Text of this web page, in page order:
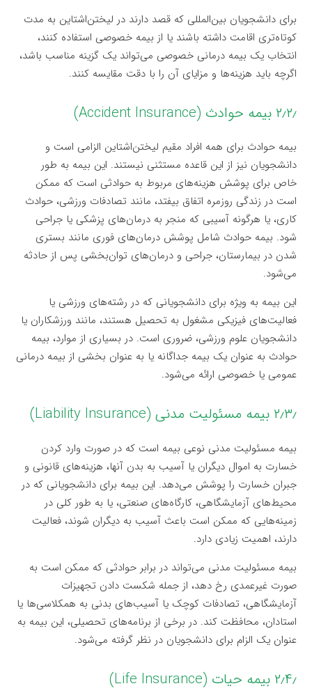
برای دانشجویان بین‌المللی که قصد دارند در لیختن‌اشتاین به مدت
کوتاه‌تری اقامت داشته باشند یا از بیمه خصوصی استفاده کنند،
انتخاب یک بیمه درمانی خصوصی می‌تواند یک گزینه مناسب باشد،
اگرچه باید هزینه‌ها و مزایای آن را با دقت مقایسه کنند.
۲٫۲٫ بیمه حوادث (Accident Insurance)
بیمه حوادث برای همه افراد مقیم لیختن‌اشتاین الزامی است و
دانشجویان نیز از این قاعده مستثنی نیستند. این بیمه به طور
خاص برای پوشش هزینه‌های مربوط به حوادثی است که ممکن
است در زندگی روزمره اتفاق بیفتد، مانند تصادفات ورزشی، حوادث
کاری، یا هرگونه آسیبی که منجر به درمان‌های پزشکی یا جراحی
شود. بیمه حوادث شامل پوشش درمان‌های فوری مانند بستری
شدن در بیمارستان، جراحی و درمان‌های توان‌بخشی پس از حادثه
می‌شود.
این بیمه به ویژه برای دانشجویانی که در رشته‌های ورزشی یا
فعالیت‌های فیزیکی مشغول به تحصیل هستند، مانند ورزشکاران یا
دانشجویان علوم ورزشی، ضروری است. در بسیاری از موارد، بیمه
حوادث به عنوان یک بیمه جداگانه یا به عنوان بخشی از بیمه درمانی
عمومی یا خصوصی ارائه می‌شود.
۲٫۳٫ بیمه مسئولیت مدنی (Liability Insurance)
بیمه مسئولیت مدنی نوعی بیمه است که در صورت وارد کردن
خسارت به اموال دیگران یا آسیب به بدن آنها، هزینه‌های قانونی و
جبران خسارت را پوشش می‌دهد. این بیمه برای دانشجویانی که در
محیط‌های آزمایشگاهی، کارگاه‌های صنعتی، یا به طور کلی در
زمینه‌هایی که ممکن است باعث آسیب به دیگران شوند، فعالیت
دارند، اهمیت زیادی دارد.
بیمه مسئولیت مدنی می‌تواند در برابر حوادثی که ممکن است به
صورت غیرعمدی رخ دهد، از جمله شکست دادن تجهیزات
آزمایشگاهی، تصادفات کوچک یا آسیب‌های بدنی به همکلاسی‌ها یا
استادان، محافظت کند. در برخی از برنامه‌های تحصیلی، این بیمه به
عنوان یک الزام برای دانشجویان در نظر گرفته می‌شود.
۲٫۴٫ بیمه حیات (Life Insurance)